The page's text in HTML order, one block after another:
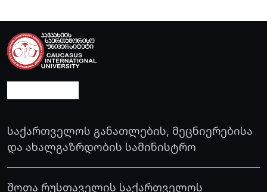
საქართველოს განათლების, მეცნიერებისა
და ახალგაზრდობის სამინისტრო
შოთა რუსთაველის საქართველოს